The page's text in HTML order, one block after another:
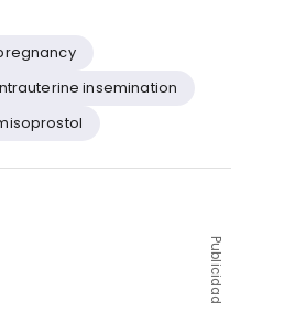
insemination
Publicidad